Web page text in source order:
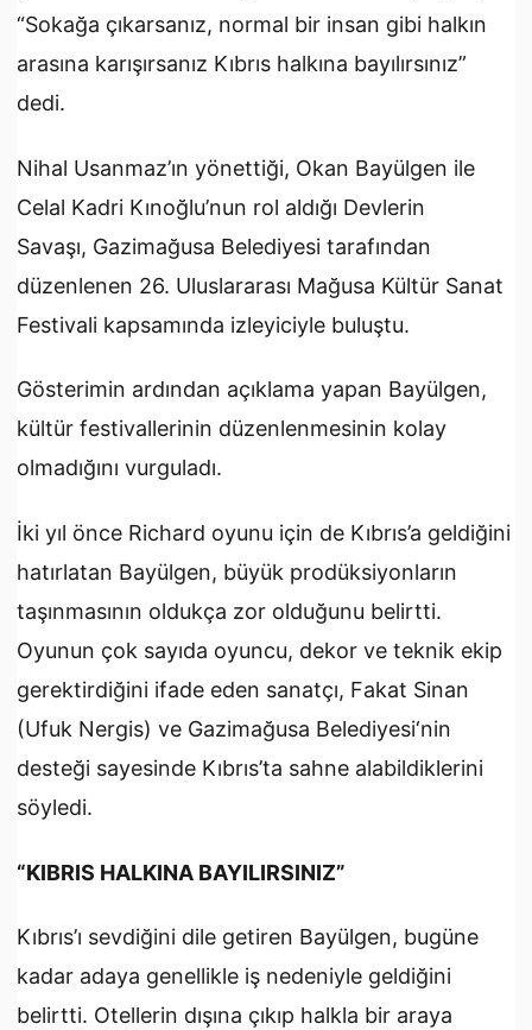
“Sokağa çıkarsanız, normal bir insan gibi halkın
arasına karışırsanız Kıbrıs halkına bayılırsınız”
dedi.
Nihal Usanmaz’ın yönettiği, Okan Bayülgen ile
Celal Kadri Kınoğlu’nun rol aldığı Devlerin
Savaşı, Gazimağusa Belediyesi tarafından
düzenlenen 26. Uluslararası Mağusa Kültür Sanat
Festivali kapsamında izleyiciyle buluştu.
Gösterimin ardından açıklama yapan Bayülgen,
kültür festivallerinin düzenlenmesinin kolay
olmadığını vurguladı.
İki yıl önce Richard oyunu için de Kıbrıs’a geldiğini
hatırlatan Bayülgen, büyük prodüksiyonların
taşınmasının oldukça zor olduğunu belirtti.
Oyunun çok sayıda oyuncu, dekor ve teknik ekip
gerektirdiğini ifade eden sanatçı, Fakat Sinan
(Ufuk Nergis) ve Gazimağusa Belediyesi‘nin
desteği sayesinde Kıbrıs’ta sahne alabildiklerini
söyledi.
“KIBRIS HALKINA BAYILIRSINIZ”
Kıbrıs’ı sevdiğini dile getiren Bayülgen, bugüne
kadar adaya genellikle iş nedeniyle geldiğini
belirtti. Otellerin dışına çıkıp halkla bir araya